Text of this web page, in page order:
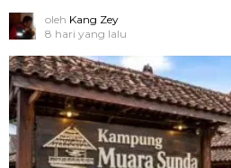
oleh Kang Zey
8 hari yang lalu